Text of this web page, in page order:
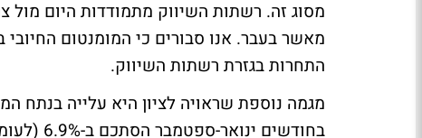
מסוג זה. רשתות השיווק מתמודדות היום מול
מאשר בעבר. אנו סבורים כי המומנטום
התחרות בגזרת רשתות השיווק.
מגמה נוספת שראויה לציון היא עלייה בנתח